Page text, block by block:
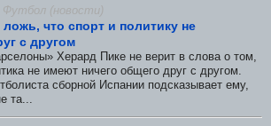
(новости)
что спорт и политику не
с другом
Херард Пике не верит в слова о том,
не имеют ничего общего друг с другом.
сборной Испании подсказывает ему,
та...